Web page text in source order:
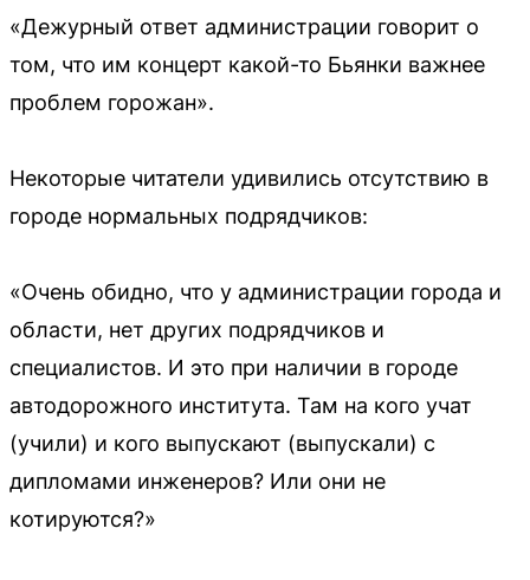
«Дежурный ответ администрации говорит о
том, что им концерт какой-то Бьянки важнее
проблем горожан».
Некоторые читатели удивились отсутствию в
городе нормальных подрядчиков:
«Очень обидно, что у администрации города и
области, нет других подрядчиков и
специалистов. И это при наличии в городе
автодорожного института. Там на кого учат
(учили) и кого выпускают (выпускали) с
дипломами инженеров? Или они не
котируются?»